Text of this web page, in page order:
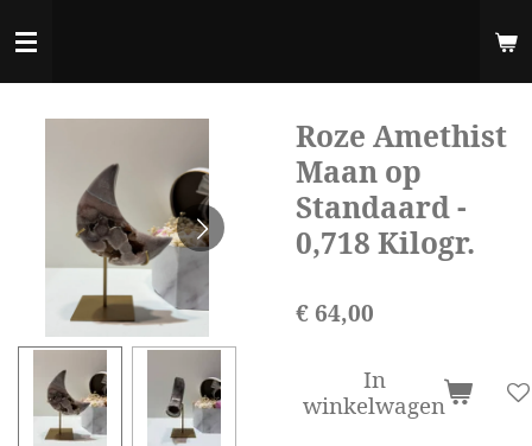
direct
Roze Amethist
Maan op
Standaard -
0,718 Kilogr.
€ 64,00
In
winkelwagen